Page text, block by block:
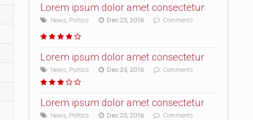
Lorem ipsum dolor amet consectetur
News, Politics Dec 25, 2016 Comments
Lorem ipsum dolor amet consectetur
News, Politics Dec 25, 2016 Comments
Lorem ipsum dolor amet consectetur
News, Politics Dec 25, 2016 Comments